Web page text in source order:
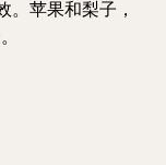
苹果和梨子，